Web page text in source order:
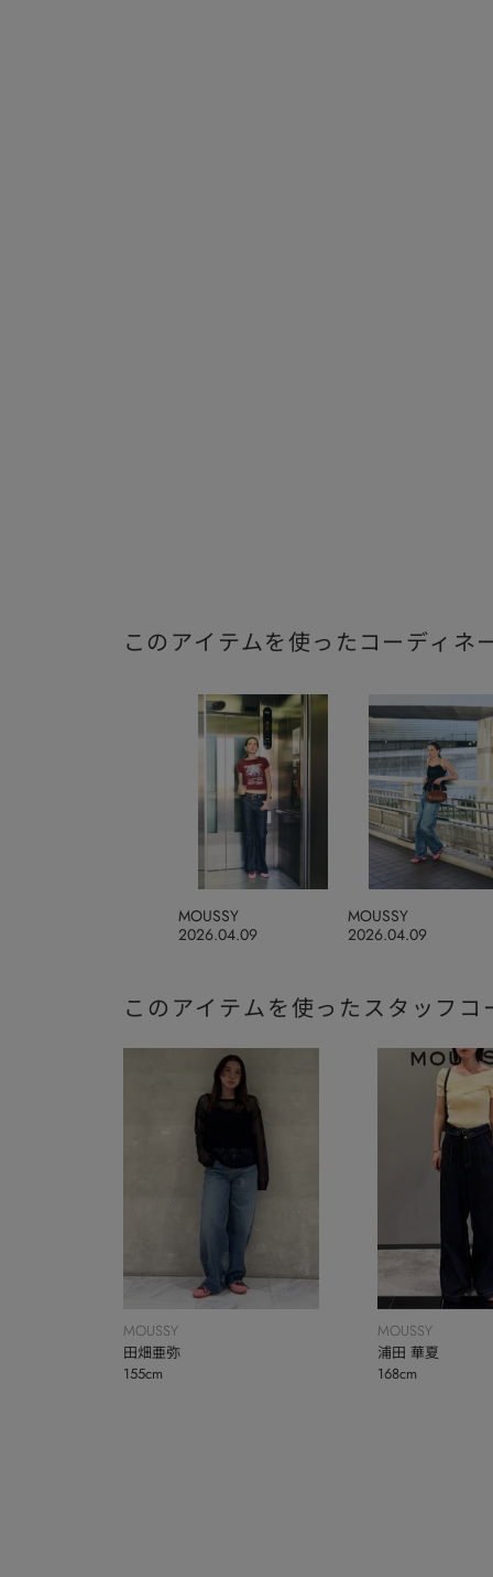
このアイテムを使ったコーディネ
2026.04.09
MOUSSY
2026.04.09
MOUSSY
このアイテムを使ったスタッフコ
MOUSSY
田畑亜弥
155cm
MOUSSY
浦田 華夏
168cm